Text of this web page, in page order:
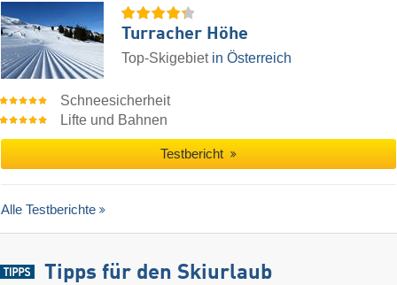
Turracher Höhe
Top-Skigebiet in Österreich
Schneesicherheit
Lifte und Bahnen
Testbericht
Alle Testberichte
Tipps für den Skiurlaub